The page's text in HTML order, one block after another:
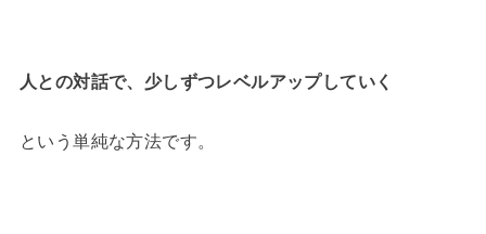
人との対話で、少しずつレベルアップしていく
という単純な方法です。